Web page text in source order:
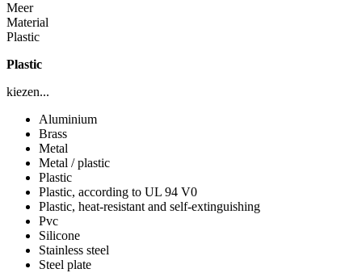
Meer
Material
Plastic
Plastic
kiezen...
Aluminium
Brass
Metal
Metal / plastic
Plastic
Plastic, according to UL 94 V0
Plastic, heat-resistant and self-extinguishing
Pvc
Silicone
Stainless steel
Steel plate